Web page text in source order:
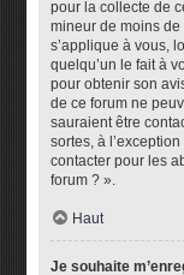
pour la collecte de
mineur de moins de
s’applique à vous,
quelqu’un le fait à
pour obtenir son
de ce forum ne
sauraient être
sortes, à
contacter pour les
forum ? ».
Haut
Je souhaite